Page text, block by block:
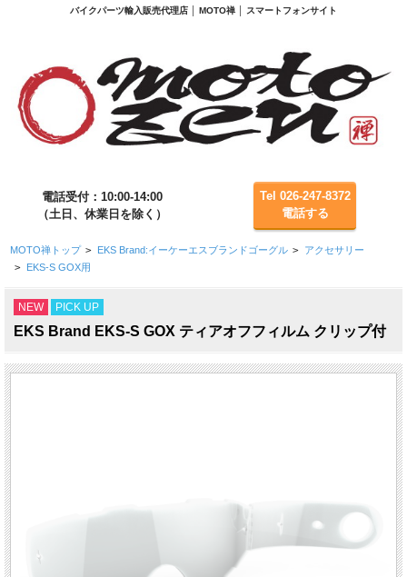
バイクパーツ輸入販売代理店 │ MOTO禅 │ スマートフォンサイト
電話受付：10:00-14:00
（土日、休業日を除く）
Tel 026-247-8372
電話する
MOTO禅トップ > EKS Brand:イーケーエスブランドゴーグル > アクセサリー
> EKS-S GOX用
NEW PICK UP
EKS Brand EKS-S GOX ティアオフフィルム クリップ付